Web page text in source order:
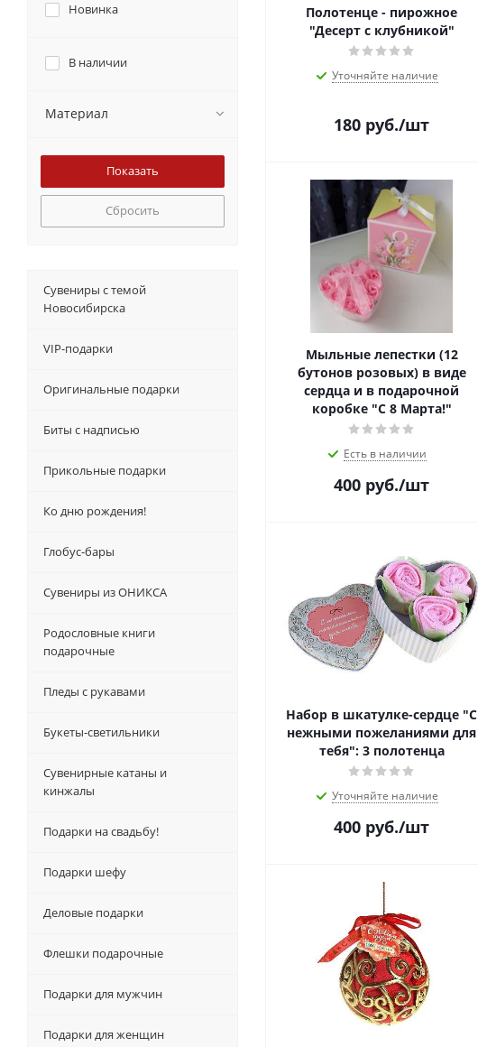
Полотенце - пирожное
"Десерт с клубникой"
Уточняйте наличие
180 руб./шт
Мыльные лепестки (12
бутонов розовых) в виде
сердца и в подарочной
коробке "С 8 Марта!"
Есть в наличии
400 руб./шт
Набор в шкатулке-сердце "С
нежными пожеланиями для
тебя": 3 полотенца
Уточняйте наличие
400 руб./шт
Новинка
В наличии
Материал
Сбросить
Сувениры с темой
Новосибирска
VIP-подарки
Оригинальные подарки
Биты с надписью
Прикольные подарки
Ко дню рождения!
Глобус-бары
Сувениры из ОНИКСА
Родословные книги
подарочные
Пледы с рукавами
Букеты-светильники
Сувенирные катаны и
кинжалы
Подарки на свадьбу!
Подарки шефу
Деловые подарки
Флешки подарочные
Подарки для мужчин
Подарки для женщин